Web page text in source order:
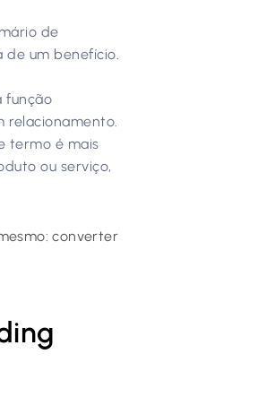
de
de um benefício.
função
relacionamento.
termo é mais
ou serviço,
converter